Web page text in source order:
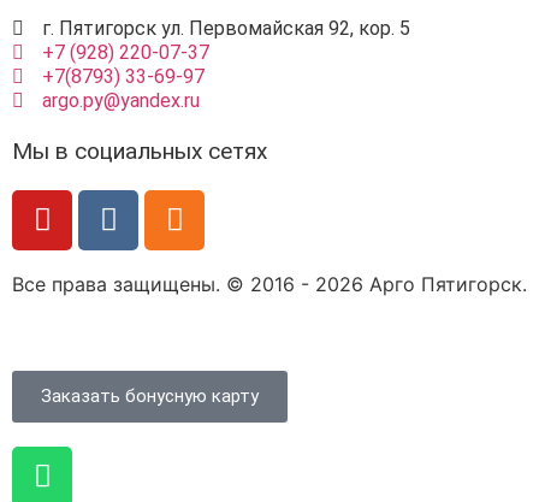
г. Пятигорск ул. Первомайская 92, кор. 5
+7 (928) 220-07-37
+7(8793) 33-69-97
argo.py@yandex.ru
Мы в социальных сетях
Все права защищены. © 2016 - 2026 Арго Пятигорск.
Заказать бонусную карту